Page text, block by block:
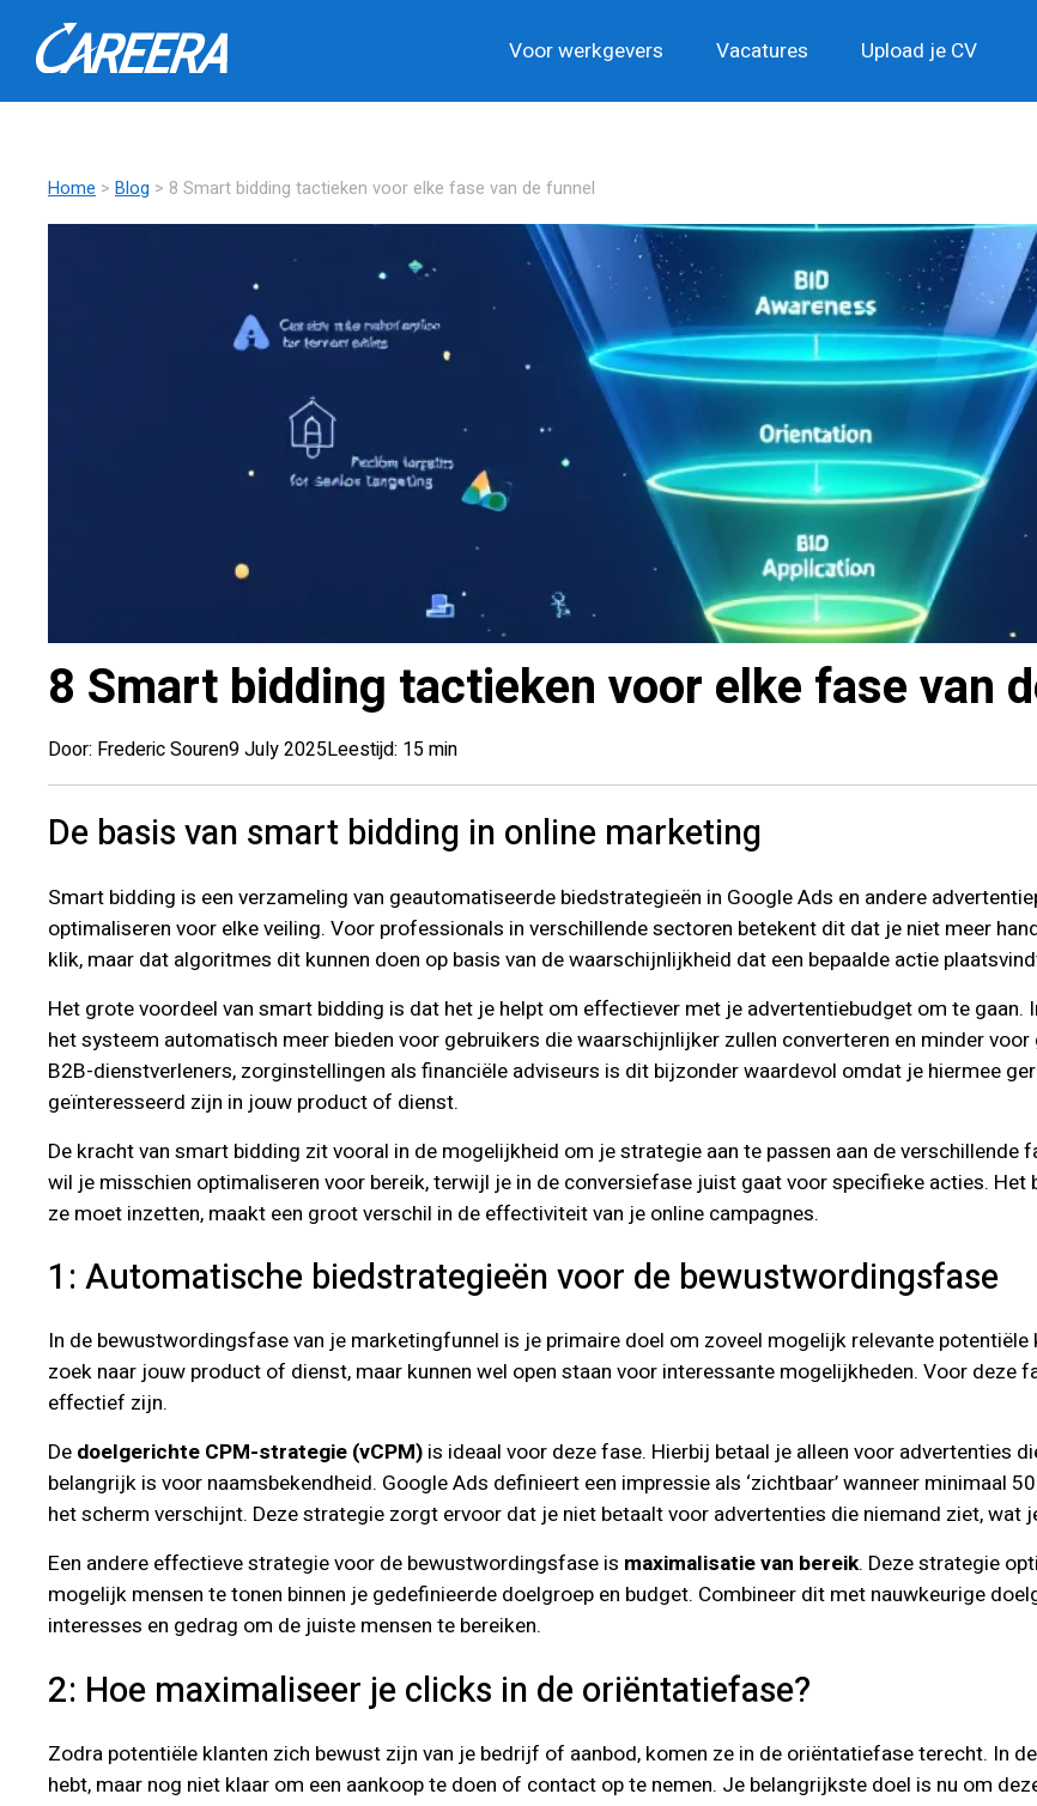
Voor werkgevers Vacatures Upload je CV
Home > Blog > 8 Smart bidding tactieken voor elke fase van de funnel
8 Smart bidding tactieken voor elke fase van
Door: Frederic Souren9 July 2025Leestijd: 15 min
De basis van smart bidding in online marketing
Smart bidding is een verzameling van geautomatiseerde biedstrategieën in Google Ads en andere
optimaliseren voor elke veiling. Voor professionals in verschillende sectoren betekent dit dat je niet meer
klik, maar dat algoritmes dit kunnen doen op basis van de waarschijnlijkheid dat een bepaalde actie
Het grote voordeel van smart bidding is dat het je helpt om effectiever met je advertentiebudget om te gaan.
het systeem automatisch meer bieden voor gebruikers die waarschijnlijker zullen converteren en minder
B2B-dienstverleners, zorginstellingen als financiële adviseurs is dit bijzonder waardevol omdat je hiermee
geïnteresseerd zijn in jouw product of dienst.
De kracht van smart bidding zit vooral in de mogelijkheid om je strategie aan te passen aan de
wil je misschien optimaliseren voor bereik, terwijl je in de conversiefase juist gaat voor specifieke acties. Het
ze moet inzetten, maakt een groot verschil in de effectiviteit van je online campagnes.
1: Automatische biedstrategieën voor de bewustwordingsfase
In de bewustwordingsfase van je marketingfunnel is je primaire doel om zoveel mogelijk relevante
zoek naar jouw product of dienst, maar kunnen wel open staan voor interessante mogelijkheden. Voor
effectief zijn.
De doelgerichte CPM-strategie (vCPM) is ideaal voor deze fase. Hierbij betaal je alleen voor advertenties
belangrijk is voor naamsbekendheid. Google Ads definieert een impressie als ‘zichtbaar’ wanneer minimaal
het scherm verschijnt. Deze strategie zorgt ervoor dat je niet betaalt voor advertenties die niemand ziet, wat
Een andere effectieve strategie voor de bewustwordingsfase is maximalisatie van bereik. Deze strategie
mogelijk mensen te tonen binnen je gedefinieerde doelgroep en budget. Combineer dit met nauwkeurige
interesses en gedrag om de juiste mensen te bereiken.
2: Hoe maximaliseer je clicks in de oriëntatiefase?
Zodra potentiële klanten zich bewust zijn van je bedrijf of aanbod, komen ze in de oriëntatiefase terecht. In
hebt, maar nog niet klaar om een aankoop te doen of contact op te nemen. Je belangrijkste doel is nu om